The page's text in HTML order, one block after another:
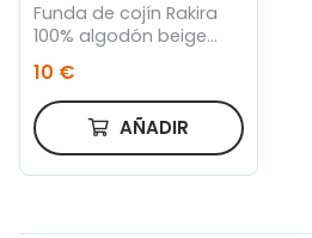
Funda de cojín Rakira
100% algodón beige
con bordado mostaza
45 x 45 cm
10 €
AÑADIR